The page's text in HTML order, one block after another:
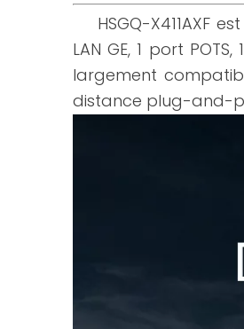
HSGQ-X411AXF
LAN GE, 1 port
largement
distance plug-and-